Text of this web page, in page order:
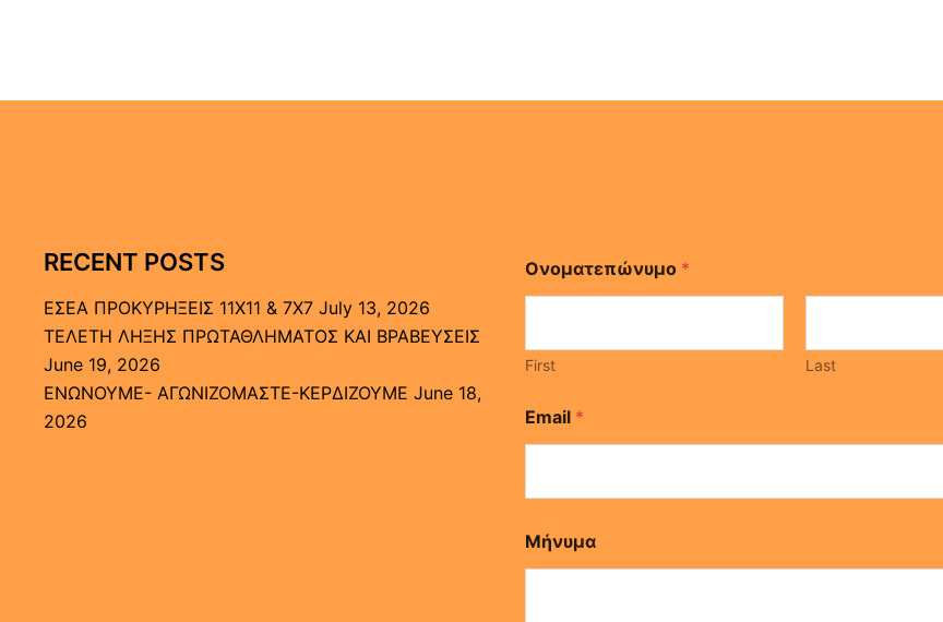
RECENT POSTS
ΕΣΕΑ ΠΡΟΚΥΡΗΞΕΙΣ 11Χ11 & 7Χ7 July 13, 2026
ΤΕΛΕΤΗ ΛΗΞΗΣ ΠΡΩΤΑΘΛΗΜΑΤΟΣ ΚΑΙ ΒΡΑΒΕΥΣΕΙΣ
June 19, 2026
ΕΝΩΝΟΥΜΕ- ΑΓΩΝΙΖΟΜΑΣΤΕ-ΚΕΡΔΙΖΟΥΜΕ June 18,
2026
Ονοματεπώνυμο *
First Last
Email *
ν
ο
Μήνυμα